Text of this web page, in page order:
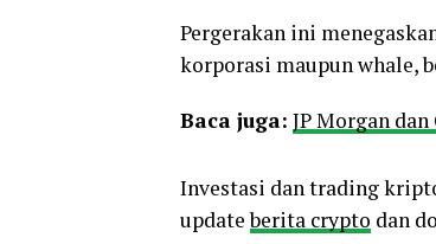
Pergerakan ini
korporasi maupun whale,
Baca juga: JP Morgan
Investasi dan trading
updateberita crypto dan